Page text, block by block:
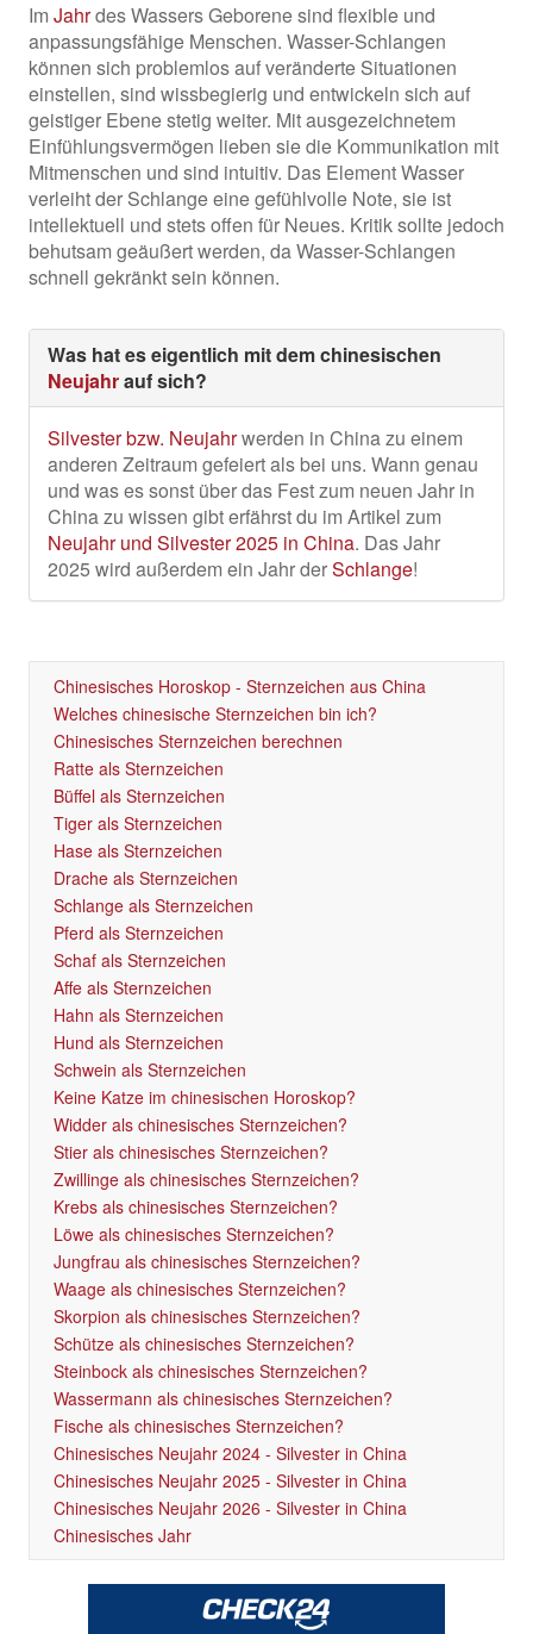
Im Jahrdes Wassers Geborene sind flexible und
anpassungsfähige Menschen. Wasser-Schlangen
können sich problemlos auf veränderte Situationen
einstellen, sind wissbegierig und entwickeln sich auf
geistiger Ebene stetig weiter. Mit ausgezeichnetem
Einfühlungsvermögen lieben sie die Kommunikation mit
Mitmenschen und sind intuitiv. Das Element Wasser
verleiht der Schlange eine gefühlvolle Note, sie ist
intellektuell und stets offen für Neues. Kritik sollte jedoch
behutsam geäußert werden, da Wasser-Schlangen
schnell gekränkt sein können.
Was hat es eigentlich mit dem chinesischen
Neujahrauf sich?
Silvester bzw. Neujahrwerden in China zu einem
anderen Zeitraum gefeiert als bei uns. Wann genau
und was es sonst über das Fest zum neuen Jahr in
China zu wissen gibt erfährst du im Artikel zum
Neujahr und Silvester 2025 in China. Das Jahr
2025 wird außerdem ein Jahr derSchlange!
Chinesisches Horoskop - Sternzeichen aus China
Welches chinesische Sternzeichen bin ich?
Chinesisches Sternzeichen berechnen
Ratte als Sternzeichen
Büffel als Sternzeichen
Tiger als Sternzeichen
Hase als Sternzeichen
Drache als Sternzeichen
Schlange als Sternzeichen
Pferd als Sternzeichen
Schaf als Sternzeichen
Affe als Sternzeichen
Hahn als Sternzeichen
Hund als Sternzeichen
Schwein als Sternzeichen
Keine Katze im chinesischen Horoskop?
Widder als chinesisches Sternzeichen?
Stier als chinesisches Sternzeichen?
Zwillinge als chinesisches Sternzeichen?
Krebs als chinesisches Sternzeichen?
Löwe als chinesisches Sternzeichen?
Jungfrau als chinesisches Sternzeichen?
Waage als chinesisches Sternzeichen?
Skorpion als chinesisches Sternzeichen?
Schütze als chinesisches Sternzeichen?
Steinbock als chinesisches Sternzeichen?
Wassermann als chinesisches Sternzeichen?
Fische als chinesisches Sternzeichen?
Chinesisches Neujahr 2024 - Silvester in China
Chinesisches Neujahr 2025 - Silvester in China
Chinesisches Neujahr 2026 - Silvester in China
Chinesisches Jahr